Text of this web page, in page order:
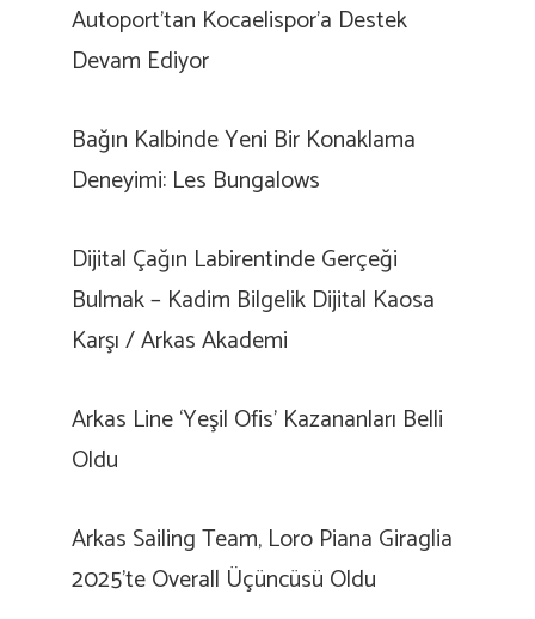
Autoport’tan Kocaelispor’a Destek
Devam Ediyor
Bağın Kalbinde Yeni Bir Konaklama
Deneyimi: Les Bungalows
Dijital Çağın Labirentinde Gerçeği
Bulmak – Kadim Bilgelik Dijital Kaosa
Karşı / Arkas Akademi
Arkas Line ‘Yeşil Ofis’ Kazananları Belli
Oldu
Arkas Sailing Team, Loro Piana Giraglia
2025’te Overall Üçüncüsü Oldu